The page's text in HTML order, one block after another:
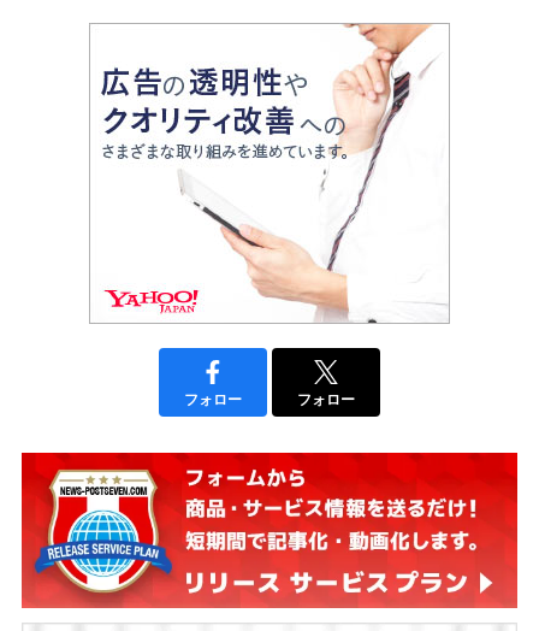
フォロー フォロー